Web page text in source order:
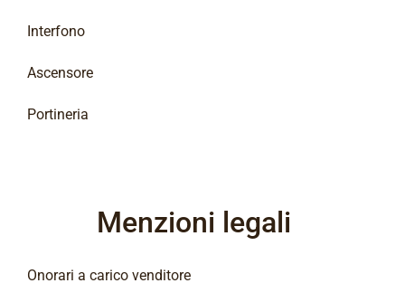
Interfono
Ascensore
Portineria
Menzioni legali
Onorari a carico venditore